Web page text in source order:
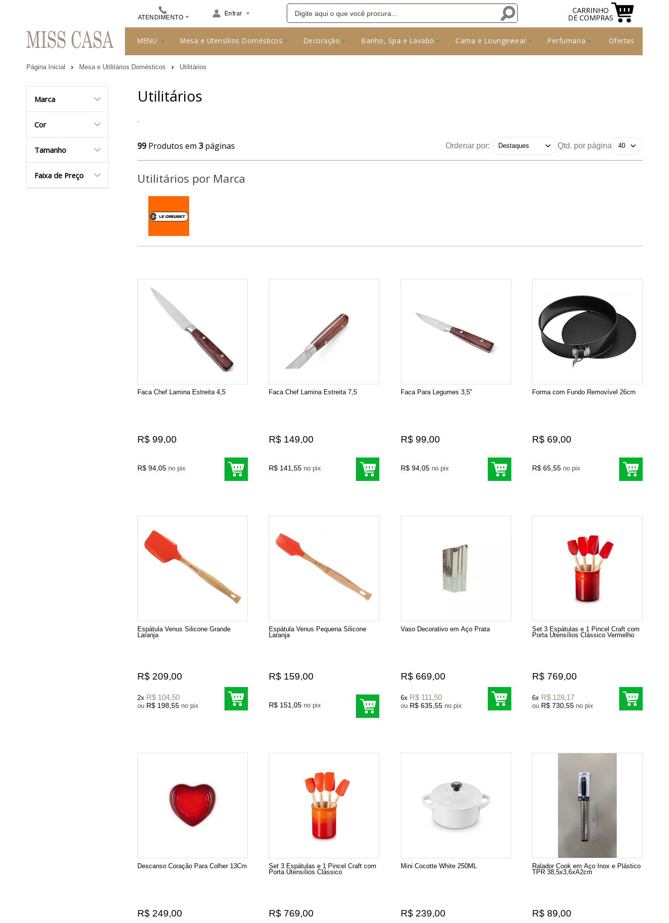
ATENDIMENTO
48991224408
Entrar CARRINHO
DE COMPRAS
MENU Mesa e Utensílios Domésticos Decoração Banho, Spa e Lavabo Cama e Loungewear Perfumaria Ofertas
Página Inicial Mesa e Utilitários Domésticos Utilitários
Marca
Cor
Tamanho
Faixa de Preço
Utilitários
99 Produtos em 3 páginas Ordenar por: Qtd. por página
Utilitários por Marca
Faca Chef Lamina Estreita 4,5
R$ 99,00
R$ 94,05 no pix
Faca Chef Lamina Estreita 7,5
R$ 149,00
R$ 141,55 no pix
Faca Para Legumes 3,5"
R$ 99,00
R$ 94,05 no pix
Forma com Fundo Removível 26cm
R$ 69,00
R$ 65,55 no pix
Espátula Venus Silicone Grande
Laranja
R$ 209,00
2x R$ 104,50
ou R$ 198,55 no pix
Espátula Venus Pequena Silicone
Laranja
R$ 159,00
R$ 151,05 no pix
Vaso Decorativo em Aço Prata
R$ 669,00
6x R$ 111,50
ou R$ 635,55 no pix
Set 3 Espátulas e 1 Pincel Craft com
Porta Utensílios Clássico Vermelho
R$ 769,00
6x R$ 128,17
ou R$ 730,55 no pix
Descanso Coração Para Colher 13Cm
R$ 249,00
Set 3 Espátulas e 1 Pincel Craft com
Porta Utensílios Clássico
R$ 769,00
Mini Cocotte White 250ML
R$ 239,00
Ralador Cook em Aço Inox e Plástico
TPR 38,5x3,6xA2cm
R$ 89,00